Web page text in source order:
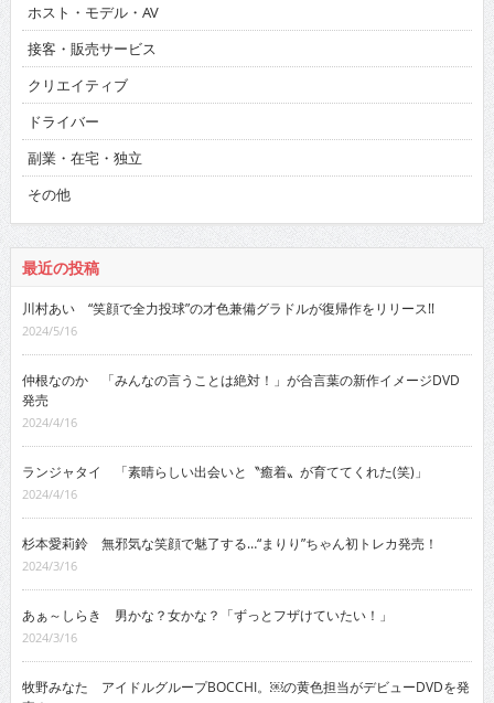
ホスト・モデル・AV
接客・販売サービス
クリエイティブ
ドライバー
副業・在宅・独立
その他
最近の投稿
川村あい “笑顔で全力投球”の才色兼備グラドルが復帰作をリリース!!
2024/5/16
仲根なのか 「みんなの言うことは絶対！」が合言葉の新作イメージDVD
発売
2024/4/16
ランジャタイ 「素晴らしい出会いと〝癒着〟が育ててくれた(笑)」
2024/4/16
杉本愛莉鈴 無邪気な笑顔で魅了する…“まりり”ちゃん初トレカ発売！
2024/3/16
あぁ～しらき 男かな？女かな？「ずっとフザけていたい！」
2024/3/16
牧野みなた アイドルグループBOCCHI。￼の黄色担当がデビューDVDを発